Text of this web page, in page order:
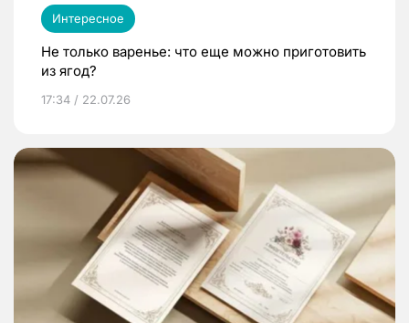
Интересное
Не только варенье: что еще можно приготовить
из ягод?
17:34 / 22.07.26